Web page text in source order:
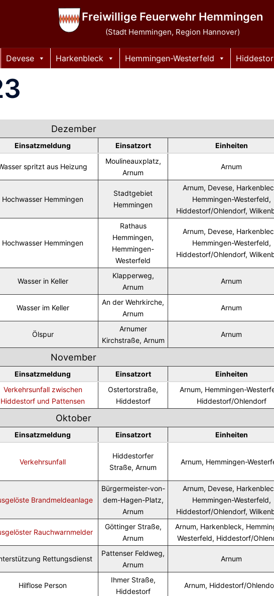
Freiwillige Feuerwehr Hemmingen
(Stadt Hemmingen, Region Hannover)
Devese Harkenbleck Hemmingen-Westerfeld
Dezember
Einsatzmeldung Einsatzort Einheiten
spritzt aus Heizung
Moulineauxplatz,
Arnum
Arnum
Hochwasser Hemmingen
Stadtgebiet
Hemmingen
Arnum, Devese,
Hemmingen-Westerfeld,
Hiddestorf/Ohlendorf,
Hochwasser Hemmingen
Rathaus
Hemmingen,
Hemmingen-
Westerfeld
Arnum, Devese,
Hemmingen-Westerfeld,
Hiddestorf/Ohlendorf,
Wasser in Keller
Klapperweg,
Arnum
Arnum
Wasser im Keller
An der Wehrkirche,
Arnum
Arnum
Ölspur
Arnumer
Kirchstraße, Arnum
Arnum
November
Einsatzmeldung Einsatzort Einheiten
Verkehrsunfall zwischen
Hiddestorf und Pattensen
Ostertorstraße,
Hiddestorf
Arnum, Hemmingen-
Hiddestorf/Ohlendorf
Oktober
Einsatzmeldung Einsatzort Einheiten
Verkehrsunfall
Hiddestorfer
Straße, Arnum
Arnum, Hemmingen-
Brandmeldeanlage
Bürgermeister-von-
dem-Hagen-Platz,
Arnum
Arnum, Devese,
Hemmingen-Westerfeld,
Hiddestorf/Ohlendorf,
Rauchwarnmelder
Göttinger Straße,
Arnum
Arnum, Harkenbleck,
Westerfeld, Hiddestorf/
Rettungsdienst
Pattenser Feldweg,
Arnum
Arnum
Hilflose Person
Ihmer Straße,
Hiddestorf
Arnum, Hiddestorf/